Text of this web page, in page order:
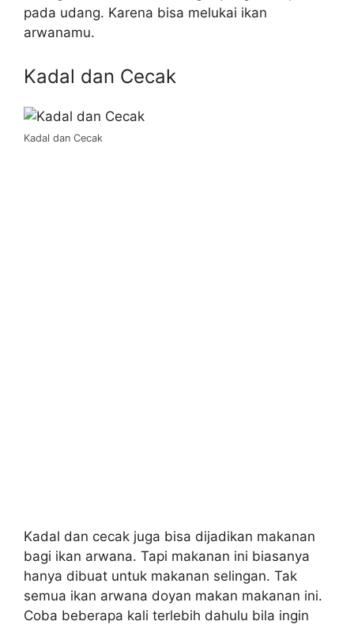
pada udang. Karena bisa melukai ikan
arwanamu.
Kadal dan Cecak
Kadal dan Cecak
Kadal dan cecak juga bisa dijadikan makanan
bagi ikan arwana. Tapi makanan ini biasanya
hanya dibuat untuk makanan selingan. Tak
semua ikan arwana doyan makan makanan ini.
Coba beberapa kali terlebih dahulu bila ingin